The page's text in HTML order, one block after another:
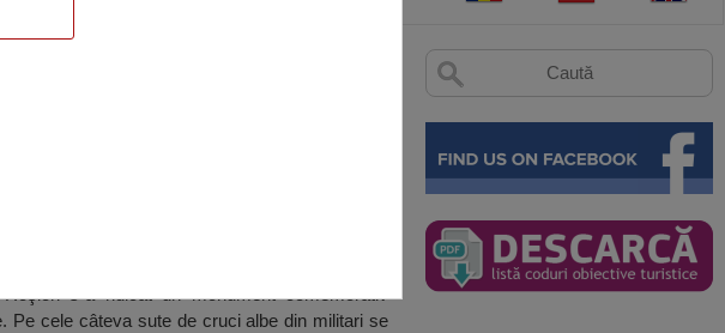
s-a ridicat un monument comemorativ
Pe cele câteva sute de cruci albe din militari se